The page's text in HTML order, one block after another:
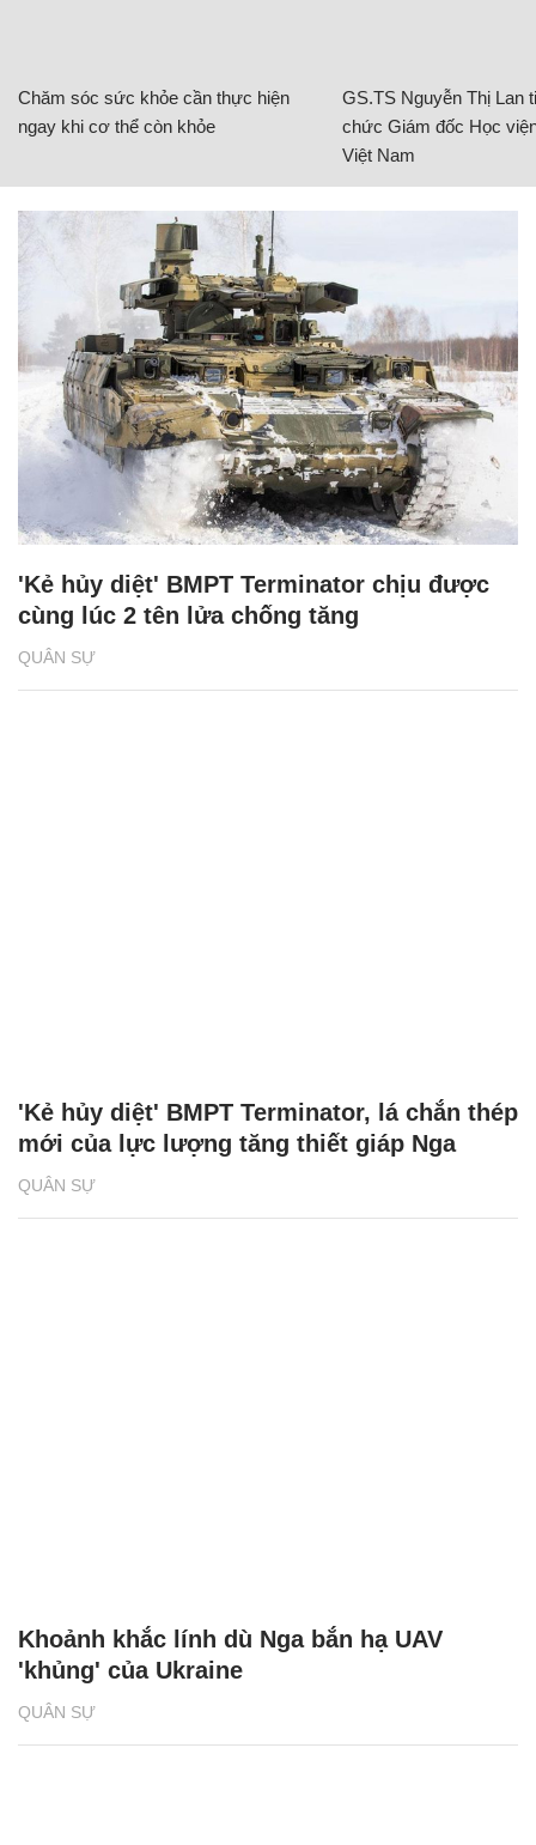
Chăm sóc sức khỏe cần thực hiện
ngay khi cơ thể còn khỏe
GS.TS Nguyễn Thị Lan
chức Giám đốc Học
Việt Nam
QUÂN SỰ
'Kẻ hủy diệt' BMPT Terminator chịu được
cùng lúc 2 tên lửa chống tăng
QUÂN SỰ
'Kẻ hủy diệt' BMPT Terminator, lá chắn thép
mới của lực lượng tăng thiết giáp Nga
QUÂN SỰ
Khoảnh khắc lính dù Nga bắn hạ UAV
'khủng' của Ukraine